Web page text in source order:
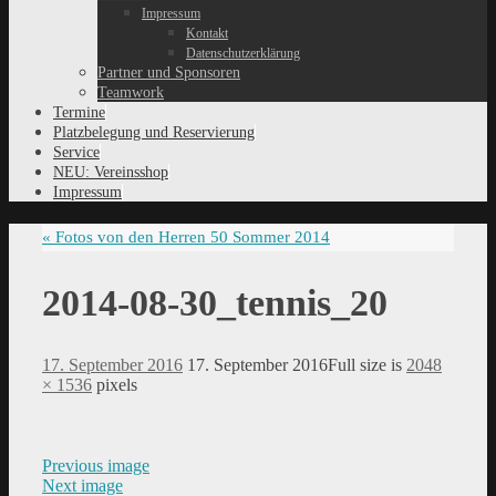
Impressum
Kontakt
Datenschutzerklärung
Partner und Sponsoren
Teamwork
Termine
Platzbelegung und Reservierung
Service
NEU: Vereinsshop
Impressum
« Fotos von den Herren 50 Sommer 2014
2014-08-30_tennis_20
17. September 2016 17. September 2016Full size is 2048
× 1536 pixels
Previous image
Next image